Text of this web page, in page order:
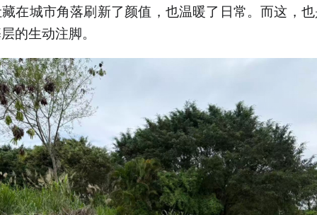
在城市角落刷新了颜值，也温暖了日常。而这，
的生动注脚。